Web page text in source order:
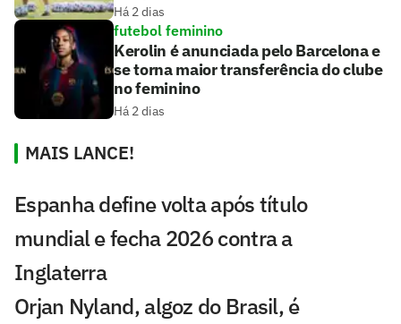
Há 2 dias
futebol feminino
Kerolin é anunciada pelo Barcelona e
se torna maior transferência do clube
no feminino
Há 2 dias
MAIS LANCE!
Espanha define volta após título
mundial e fecha 2026 contra a
Inglaterra
Orjan Nyland, algoz do Brasil, é